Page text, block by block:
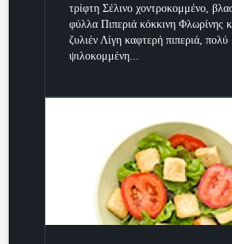
τρίφτη Σέλινο χοντροκομμένο,
φύλλα Πιπεριά κόκκινη Φλωρίνης
ζυλιέν Λίγη καφτερή πιπεριά, πολύ
ψιλοκομμένη...